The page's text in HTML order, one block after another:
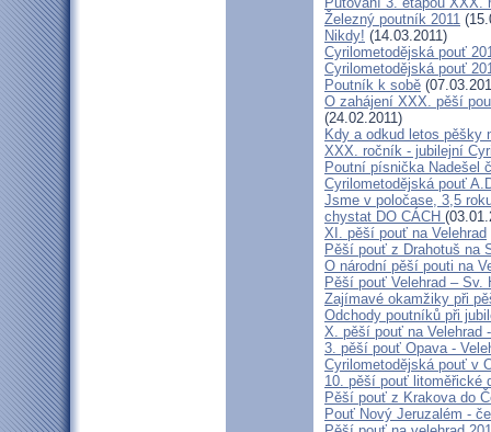
Železný poutník 2011
Nikdy! (14.03.2011)
Cyrilometodějská pouť
Cyrilometodějská pouť
Poutník k sobě
O zahájení XXX. pěší
(24.02.2011)
Kdy a odkud letos pěšky
XXX. ročník - jubilejní
Poutní písnička Nadešel
Cyrilometodějská pouť
Jsme v poločase, 3,5
chystat DO CÁCH
XI. pěší pouť na Velehrad
Pěší pouť z Drahotuš na
O národní pěší pouti na
Pěší pouť Velehrad – Sv.
Zajímavé okamžiky při
Odchody poutníků při
X. pěší pouť na Velehrad
3. pěší pouť Opava -
Cyrilometodějská pouť v
10. pěší pouť litoměřické
Pěší pouť z Krakova do
Pouť Nový Jeruzalém -